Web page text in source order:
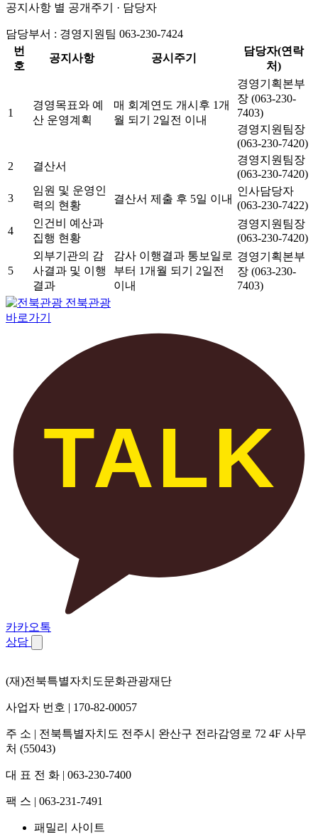
공지사항 별 공개주기 · 담당자
담당부서 : 경영지원팀 063-230-7424
번
호
공지사항 공시주기
담당자(연락
처)
1
경영목표와 예
산 운영계획
매 회계연도 개시후 1개
월 되기 2일전 이내
경영기획본부
장 (063-230-
7403)
경영지원팀장
(063-230-7420)
2
결산서
결산서 제출 후 5일 이내
경영지원팀장
(063-230-7420)
3
임원 및 운영인
력의 현황
인사담당자
(063-230-7422)
4
인건비 예산과
집행 현황
경영지원팀장
(063-230-7420)
5
외부기관의 감
사결과 및 이행
결과
감사 이행결과 통보일로
부터 1개월 되기 2일전
이내
경영기획본부
장 (063-230-
7403)
전북관광
바로가기
TALK
카카오톡
상담
(재)전북특별자치도문화관광재단
사업자 번호 | 170-82-00057
주 소 | 전북특별자치도 전주시 완산구 전라감영로 72 4F 사무
처 (55043)
대 표 전 화 | 063-230-7400
팩 스 | 063-231-7491
패밀리 사이트